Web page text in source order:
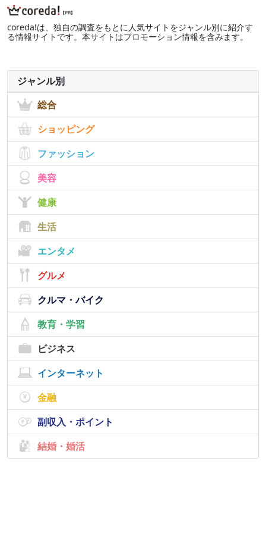
coreda!は、独自の調査をもとに人気サイトをジャンル別に紹介す
る情報サイトです。本サイトはプロモーション情報を含みます。
ジャンル別
総合
ショッピング
ファッション
美容
健康
生活
エンタメ
グルメ
クルマ・バイク
教育・学習
ビジネス
インターネット
金融
副収入・ポイント
結婚・婚活